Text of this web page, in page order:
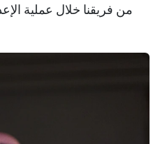
من فريقنا خلال عملية